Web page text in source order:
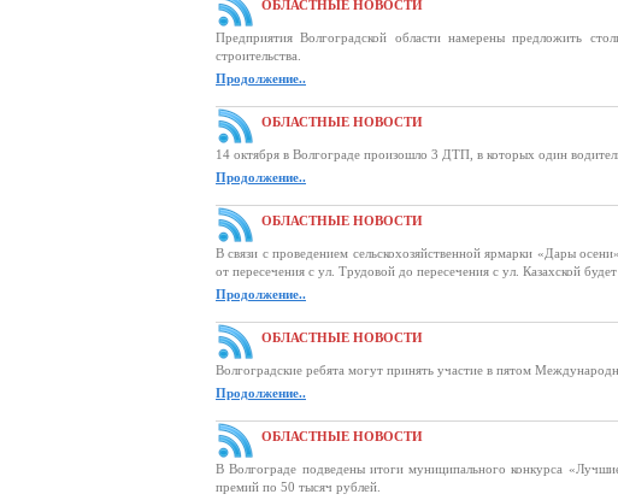
ОБЛАСТНЫЕ НОВОСТИ
Предприятия Волгоградской области намерены предложить
строительства.
Продолжение..
ОБЛАСТНЫЕ НОВОСТИ
14 октября в Волгограде произошло 3 ДТП, в которых один
Продолжение..
ОБЛАСТНЫЕ НОВОСТИ
В связи с проведением сельскохозяйственной ярмарки «Дары
от пересечения с ул. Трудовой до пересечения с ул. Казахской
Продолжение..
ОБЛАСТНЫЕ НОВОСТИ
Волгоградские ребята могут принять участие в пятом
Продолжение..
ОБЛАСТНЫЕ НОВОСТИ
В Волгограде подведены итоги муниципального конкурса
премий по 50 тысяч рублей.